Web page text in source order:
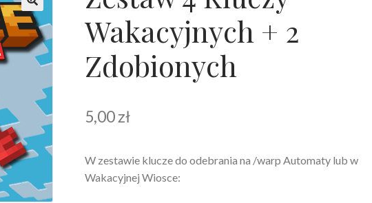
Wakacyjnych + 2
Zdobionych
5,00zł
W zestawie klucze do odebrania na /warp Automaty lub w
Wakacyjnej Wiosce: